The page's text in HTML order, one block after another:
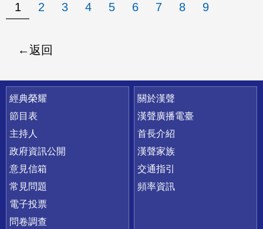
1 2 3 4 5 6 7 8 9
返回
快速連結
經典榮耀
節目表
主持人
政府資訊公開
意見信箱
常見問題
電子投票
問卷調查
關於漢聲
漢聲廣播電臺
首長介紹
漢聲家族
交通指引
頻率資訊